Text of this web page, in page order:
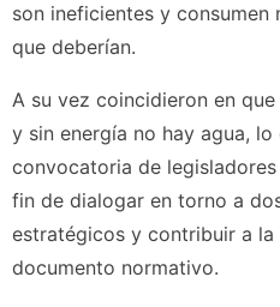
son ineficientes y consumen
que deberían.
A su vez coincidieron en
y sin energía no hay agua,
convocatoria de
fin de dialogar en torno a
estratégicos y contribuir a la
documento normativo.